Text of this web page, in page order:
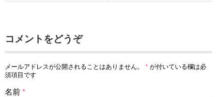
コメントをどうぞ
メールアドレスが公開されることはありません。 * が付いている欄は必
須項目です
名前 *